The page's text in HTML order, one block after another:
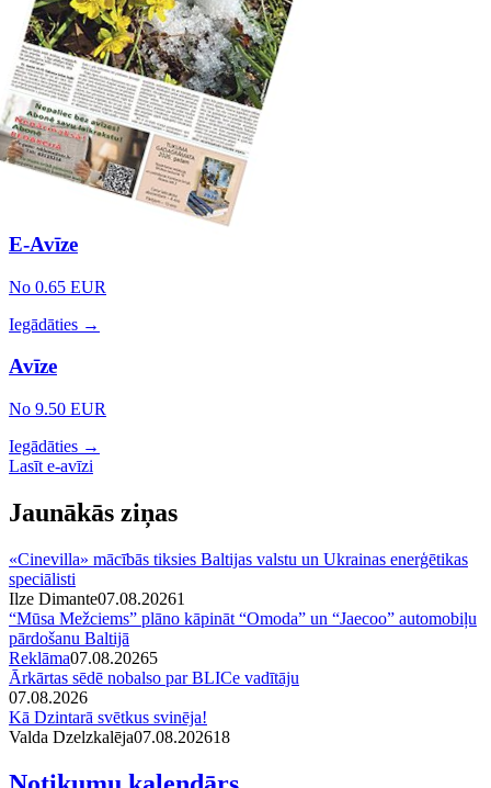
E-Avīze
No 0.65 EUR
Iegādāties →
Avīze
No 9.50 EUR
Iegādāties →
Lasīt e-avīzi
Jaunākās ziņas
«Cinevilla» mācībās tiksies Baltijas valstu un Ukrainas enerģētikas
speciālisti
Ilze Dimante07.08.20261
“Mūsa Mežciems” plāno kāpināt “Omoda” un “Jaecoo” automobiļu
pārdošanu Baltijā
Reklāma07.08.20265
Ārkārtas sēdē nobalso par BLICe vadītāju
07.08.2026
Kā Dzintarā svētkus svinēja!
Valda Dzelzkalēja07.08.202618